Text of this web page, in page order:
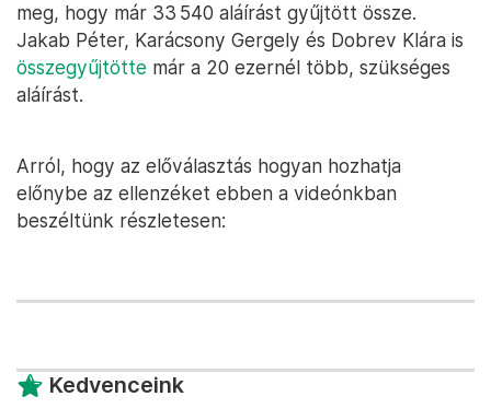
meg, hogy már 33 540 aláírást gyűjtött össze.
Jakab Péter, Karácsony Gergely és Dobrev Klára is
összegyűjtötte már a 20 ezernél több, szükséges
aláírást.
Arról, hogy az előválasztás hogyan hozhatja
előnybe az ellenzéket ebben a videónkban
beszéltünk részletesen:
Kedvenceink